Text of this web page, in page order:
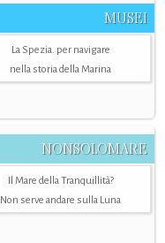
MUSEI
La Spezia. per navigare
nella storia della Marina
NONSOLOMARE
Il Mare della Tranquillità?
Non serve andare sulla Luna